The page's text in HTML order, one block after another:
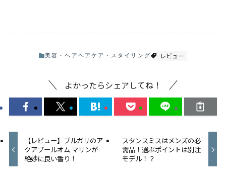
美容・ヘア ヘアケア・スタイリング レビュー
よかったらシェアしてね！
【レビュー】ブルガリのア
クアプールオム マリンが
絶妙に良い香り！
スタンスミスはメンズの必
需品！選ぶポイントは別注
モデル！？